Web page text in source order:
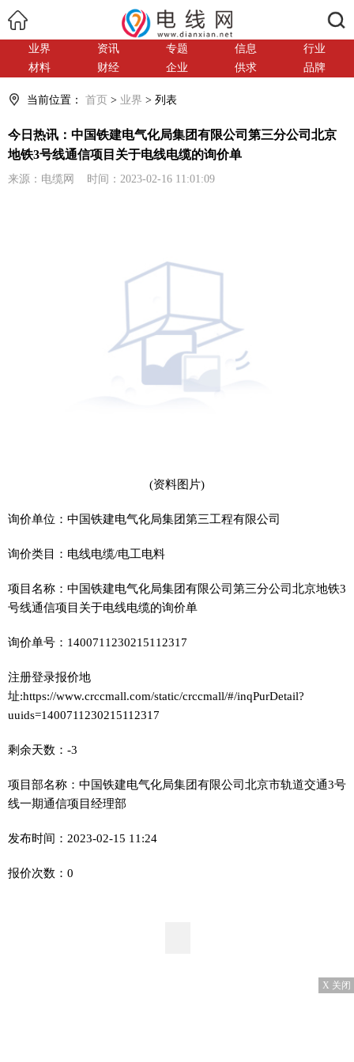
业界 资讯 专题 信息
行业
材料
财经 企业 供求 品牌
当前位置： 首页 > 业界 > 列表
今日热讯：中国铁建电气化局集团有限公司第三分公司北京
地铁3号线通信项目关于电线电缆的询价单
来源：电缆网 时间：2023-02-16 11:01:09
(资料图片)
询价单位：中国铁建电气化局集团第三工程有限公司
询价类目：电线电缆/电工电料
项目名称：中国铁建电气化局集团有限公司第三分公司北京地铁3
号线通信项目关于电线电缆的询价单
询价单号：1400711230215112317
注册登录报价地
址:https://www.crccmall.com/static/crccmall/#/inqPurDetail?
uuids=1400711230215112317
剩余天数：-3
项目部名称：中国铁建电气化局集团有限公司北京市轨道交通3号
线一期通信项目经理部
发布时间：2023-02-15 11:24
报价次数：0
X 关闭